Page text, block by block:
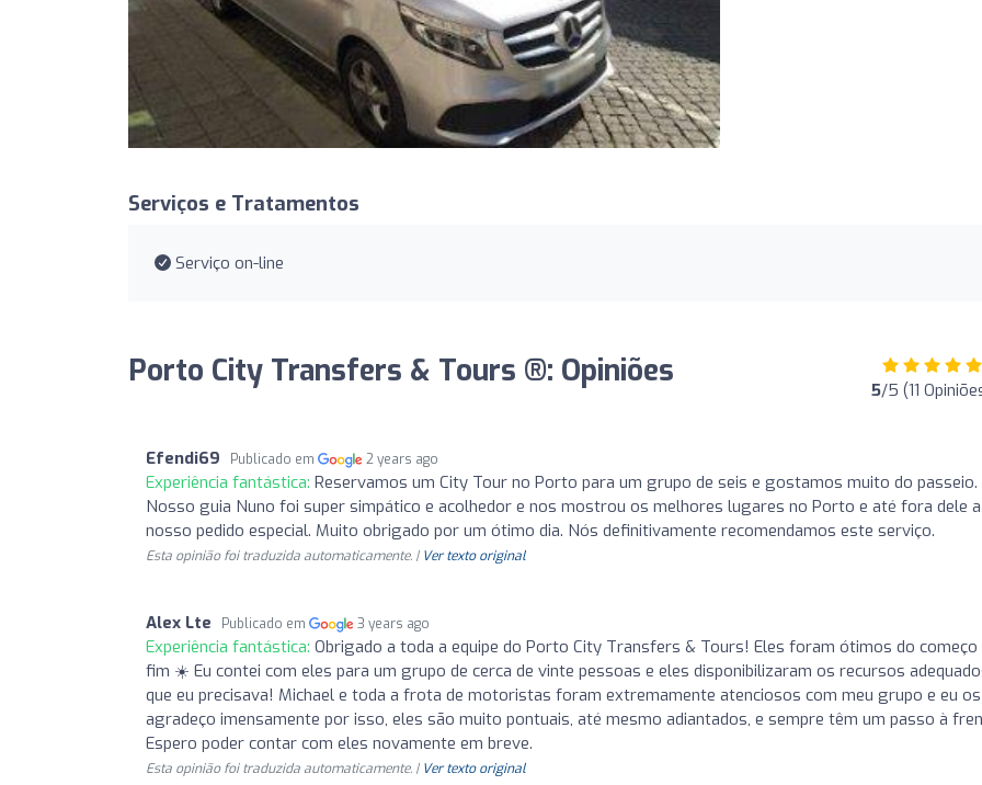
Serviços e Tratamentos
Serviço on-line
Porto City Transfers & Tours ®️: Opiniões 5/5 (11
Efendi69 Publicado em 2 years ago
Experiência fantástica: Reservamos um City Tour no Porto para um grupo de seis e gostamos muito do passeio.
Nosso guia Nuno foi super simpático e acolhedor e nos mostrou os melhores lugares no Porto e até fora dele a
nosso pedido especial. Muito obrigado por um ótimo dia. Nós definitivamente recomendamos este serviço.
Esta opinião foi traduzida automaticamente. | Ver texto original
Alex Lte Publicado em 3 years ago
Experiência fantástica: Obrigado a toda a equipe do Porto City Transfers & Tours! Eles foram ótimos do começo
fim ☀️ Eu contei com eles para um grupo de cerca de vinte pessoas e eles disponibilizaram os recursos
que eu precisava! Michael e toda a frota de motoristas foram extremamente atenciosos com meu grupo e eu os
agradeço imensamente por isso, eles são muito pontuais, até mesmo adiantados, e sempre têm um passo à
Espero poder contar com eles novamente em breve.
Esta opinião foi traduzida automaticamente. | Ver texto original